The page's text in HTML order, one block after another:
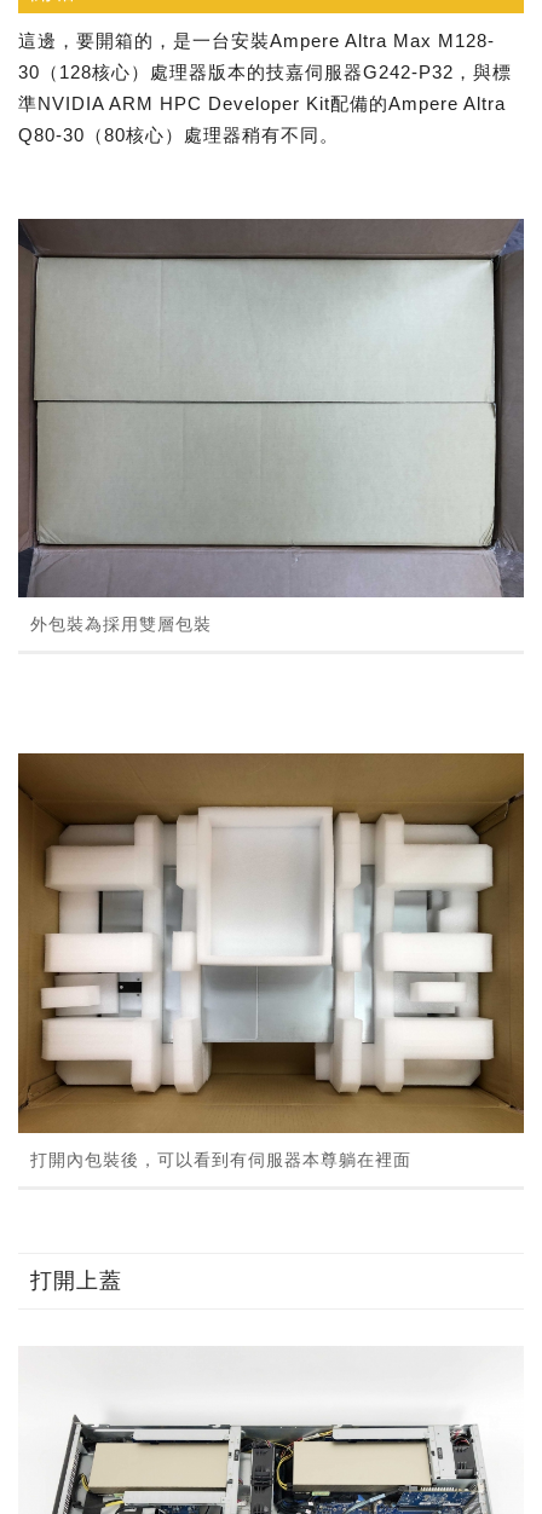
這邊，要開箱的，是一台安裝Ampere Altra Max M128-
30（128核心）處理器版本的技嘉伺服器G242-P32，與標
準NVIDIA ARM HPC Developer Kit配備的Ampere Altra
Q80-30（80核心）處理器稍有不同。
外包裝為採用雙層包裝
打開內包裝後，可以看到有伺服器本尊躺在裡面
打開上蓋